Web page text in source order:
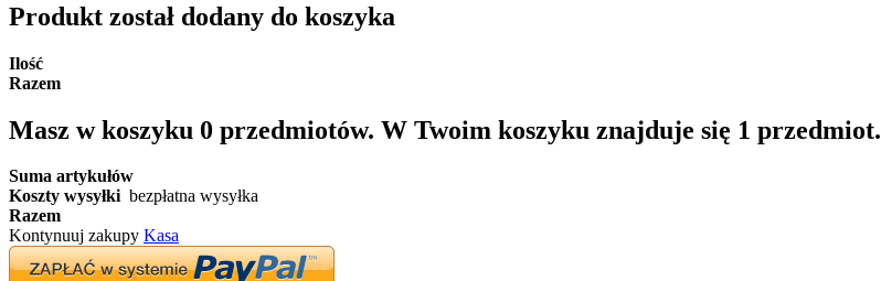
Produkt został dodany do koszyka
Ilość
Razem
Masz w koszyku 0 przedmiotów. W Twoim koszyku znajduje się 1 przedmiot.
Suma artykułów
Koszty wysyłki bezpłatna wysyłka
Razem
Kontynuuj zakupy Kasa